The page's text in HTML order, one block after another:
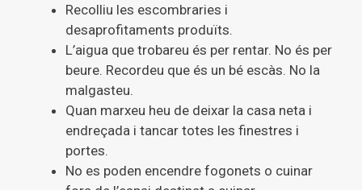
Recolliu les escombraries i
desaprofitaments produïts.
L’aigua que trobareu és per rentar. No és per
beure. Recordeu que és un bé escàs. No la
malgasteu.
Quan marxeu heu de deixar la casa neta i
endreçada i tancar totes les finestres i
portes.
No es poden encendre fogonets o cuinar